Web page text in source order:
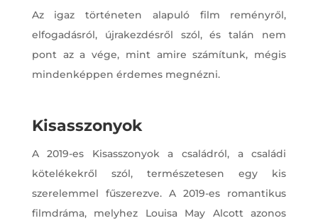
Az igaz történeten alapuló film reményről,
elfogadásról, újrakezdésről szól, és talán nem
pont az a vége, mint amire számítunk, mégis
mindenképpen érdemes megnézni.
Kisasszonyok
A 2019-es Kisasszonyok a családról, a családi
kötelékekről szól, természetesen egy kis
szerelemmel fűszerezve. A 2019-es romantikus
filmdráma, melyhez Louisa May Alcott azonos